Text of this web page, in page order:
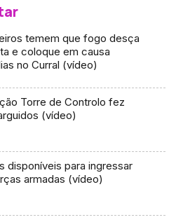
temem que fogo desça
e coloque em causa
no Curral (vídeo)
Torre de Controlo fez
(vídeo)
disponíveis para ingressar
armadas (vídeo)